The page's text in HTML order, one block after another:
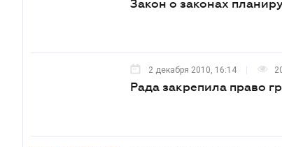
Закон о законах
2 декабря 2010, 16:14
Рада закрепила право